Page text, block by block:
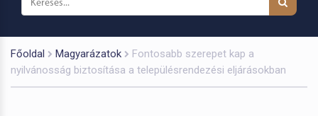
Főoldal Magyarázatok
Fontosabb szerepet kap a
nyilvánosság biztosítása a településrendezési eljárásokban